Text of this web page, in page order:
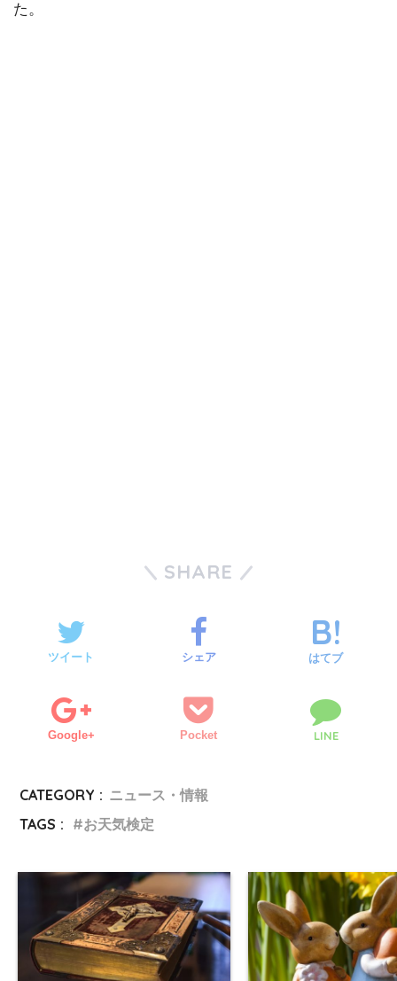
た。
SHARE
ツイート シェア はてブ
Google+ Pocket LINE
CATEGORY : ニュース・情報
TAGS :
お天気検定